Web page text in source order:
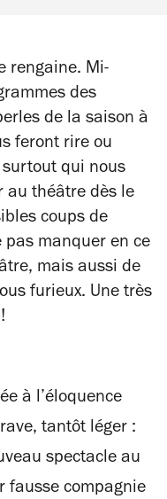
rengaine. Mi-
des
de la saison à
feront rire ou
qui nous
au théâtre dès le
coups de
manquer en ce
mais aussi de
furieux. Une très
à l’éloquence
tantôt léger :
spectacle au
fausse compagnie